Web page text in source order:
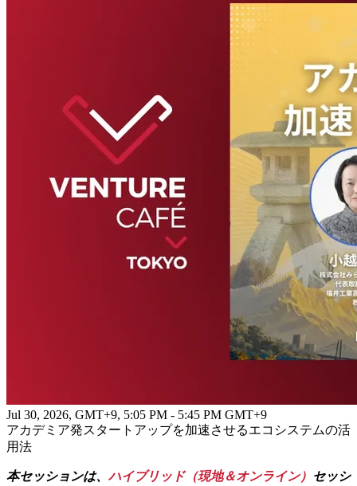
Jul 30, 2026, GMT+9, 5:05 PM - 5:45 PM GMT+9
アカデミア発スタートアップを加速させるエコシステムの活
用法
本セッションは、 ハイブリッド（現地＆オンライン） セッシ